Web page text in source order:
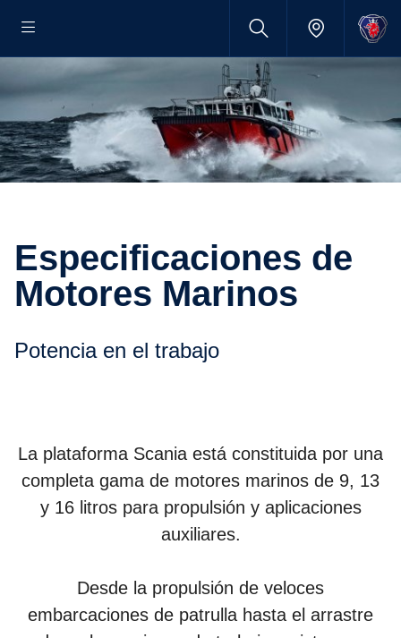
Especificaciones de
Motores Marinos
Potencia en el trabajo
La plataforma Scania está constituida por una
completa gama de motores marinos de 9, 13
y 16 litros para propulsión y aplicaciones
auxiliares.
Desde la propulsión de veloces
embarcaciones de patrulla hasta el arrastre